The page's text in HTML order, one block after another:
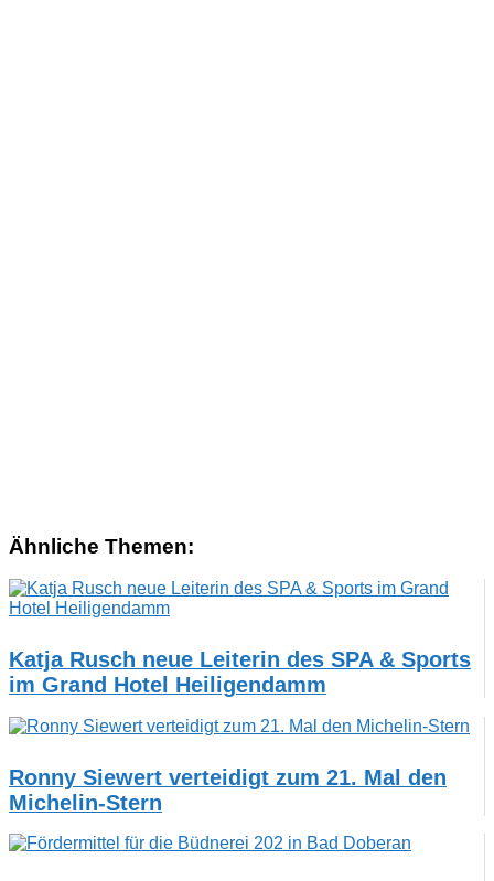
Ähnliche Themen:
Katja Rusch neue Leiterin des SPA & Sports
im Grand Hotel Heiligendamm
Ronny Siewert verteidigt zum 21. Mal den
Michelin-Stern